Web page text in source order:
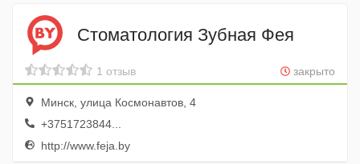
Стоматология Зубная Фея
закрыто
1 отзыв
Минск, улица Космонавтов, 4
+3751723844...
http://www.feja.by